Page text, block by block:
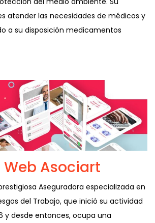
atender las necesidades de médicos y
a su disposición medicamentos
Web Asociart
Aseguradora especializada en
del Trabajo, que inició su actividad
y desde entonces, ocupa una